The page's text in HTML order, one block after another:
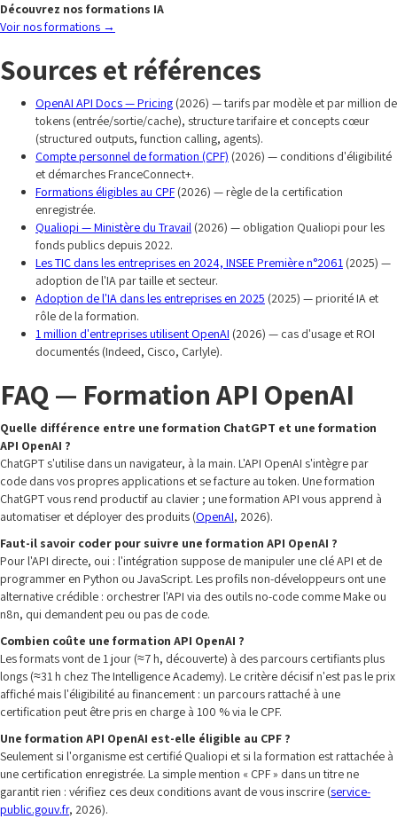
Découvrez nos formations IA
Voir nos formations →
Sources et références
OpenAI API Docs — Pricing (2026) — tarifs par modèle et par million de
tokens (entrée/sortie/cache), structure tarifaire et concepts cœur
(structured outputs, function calling, agents).
Compte personnel de formation (CPF) (2026) — conditions d'éligibilité
et démarches FranceConnect+.
Formations éligibles au CPF(2026) — règle de la certification
enregistrée.
Qualiopi — Ministère du Travail (2026) — obligation Qualiopi pour les
fonds publics depuis 2022.
Les TIC dans les entreprises en 2024, INSEE Première n°2061 (2025) —
adoption de l'IA par taille et secteur.
Adoption de l'IA dans les entreprises en 2025 (2025) — priorité IA et
rôle de la formation.
1 million d'entreprises utilisent OpenAI (2026) — cas d'usage et ROI
documentés (Indeed, Cisco, Carlyle).
FAQ — Formation API OpenAI
Quelle différence entre une formation ChatGPT et une formation
API OpenAI ?
ChatGPT s'utilise dans un navigateur, à la main. L'API OpenAI s'intègre par
code dans vos propres applications et se facture au token. Une formation
ChatGPT vous rend productif au clavier ; une formation API vous apprend à
automatiser et déployer des produits (OpenAI, 2026).
Faut-il savoir coder pour suivre une formation API OpenAI ?
Pour l'API directe, oui : l'intégration suppose de manipuler une clé API et de
programmer en Python ou JavaScript. Les profils non-développeurs ont une
alternative crédible : orchestrer l'API via des outils no-code comme Make ou
n8n, qui demandent peu ou pas de code.
Combien coûte une formation API OpenAI ?
Les formats vont de 1 jour (≈7 h, découverte) à des parcours certifiants plus
longs (≈31 h chez The Intelligence Academy). Le critère décisif n'est pas le prix
affiché mais l'éligibilité au financement : un parcours rattaché à une
certification peut être pris en charge à 100 % via le CPF.
Une formation API OpenAI est-elle éligible au CPF ?
Seulement si l'organisme est certifié Qualiopi et si la formation est rattachée à
une certification enregistrée. La simple mention « CPF » dans un titre ne
garantit rien : vérifiez ces deux conditions avant de vous inscrire (service-
public.gouv.fr, 2026).